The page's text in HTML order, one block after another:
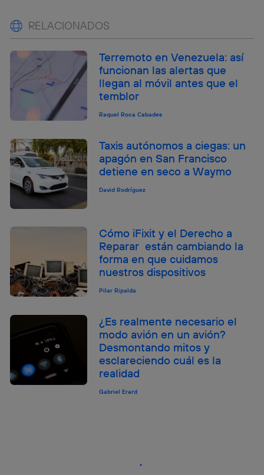
RELACIONADOS
Terremoto en Venezuela: así
funcionan las alertas que
llegan al móvil antes que el
temblor
Raquel Roca Cabades
Taxis autónomos a ciegas: un
apagón en San Francisco
detiene en seco a Waymo
David Rodríguez
Cómo iFixit y el Derecho a
Reparar están cambiando la
forma en que cuidamos
nuestros dispositivos
Pilar Ripalda
¿Es realmente necesario el
modo avión en un avión?
Desmontando mitos y
esclareciendo cuál es la
realidad
Gabriel Erard